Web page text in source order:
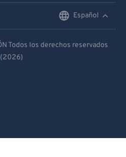
Español
Todos los derechos reservados
(2026)